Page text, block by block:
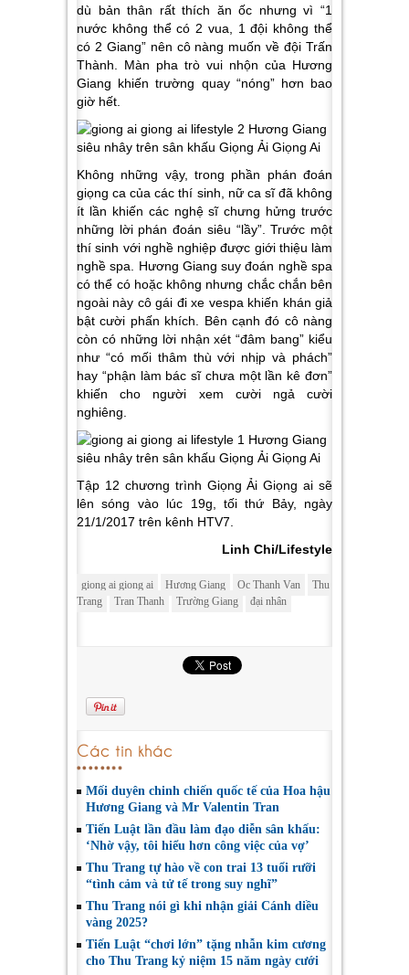
dù bản thân rất thích ăn ốc nhưng vì “1
nước không thể có 2 vua, 1 đội không thể
có 2 Giang” nên cô nàng muốn về đội Trấn
Thành. Màn pha trò vui nhộn của Hương
Giang khiến trường quay “nóng” hơn bao
giờ hết.
Không những vậy, trong phần phán đoán
giọng ca của các thí sinh, nữ ca sĩ đã không
ít lần khiến các nghệ sĩ chưng hửng trước
những lời phán đoán siêu “lầy”. Trước một
thí sinh với nghề nghiệp được giới thiệu làm
nghề spa. Hương Giang suy đoán nghề spa
có thể có hoặc không nhưng chắc chắn bên
ngoài này cô gái đi xe vespa khiến khán giả
bật cười phấn khích. Bên cạnh đó cô nàng
còn có những lời nhận xét “đâm bang” kiểu
như “có mối thâm thù với nhịp và phách”
hay “phận làm bác sĩ chưa một lần kê đơn”
khiến cho người xem cười ngả cười
nghiêng.
Tập 12 chương trình Giọng Ải Giọng ai sẽ
lên sóng vào lúc 19g, tối thứ Bảy, ngày
21/1/2017 trên kênh HTV7.
Linh Chi/Lifestyle
giong ai giong ai Hương Giang Oc Thanh Van
Thu
Trang
Tran Thanh Trường Giang đại nhân
Các tin khác
Mối duyên chinh chiến quốc tế của Hoa hậu
Hương Giang và Mr Valentin Tran
Tiến Luật lần đầu làm đạo diễn sân khấu:
‘Nhờ vậy, tôi hiểu hơn công việc của vợ’
Thu Trang tự hào về con trai 13 tuổi rưỡi
“tình cảm và tử tế trong suy nghĩ”
Thu Trang nói gì khi nhận giải Cánh diều
vàng 2025?
Tiến Luật “chơi lớn” tặng nhẫn kim cương
cho Thu Trang kỷ niệm 15 năm ngày cưới